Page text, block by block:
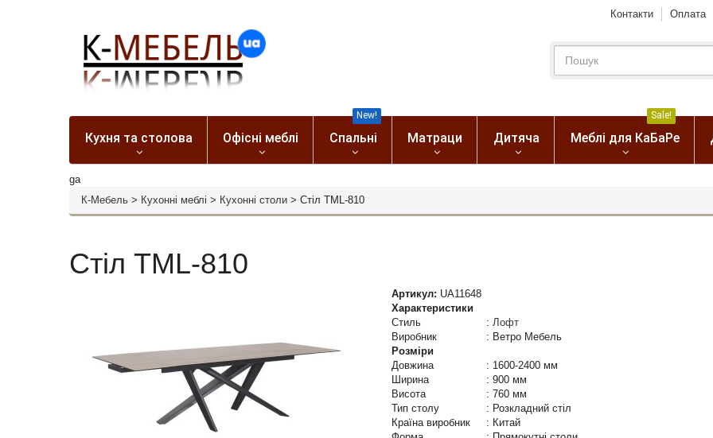
Контакти Оплата
Кухня та столова Офісні меблі Спальні
New!
Матраци Дитяча Меблі для КаБаРе
Sale!
ga
К-Мебель > Кухонні меблі > Кухонні столи > Стіл TML-810
Стіл TML-810
Артикул: UA11648
Характеристики
Стиль
: Лофт
Виробник
: Ветро Мебель
Розміри
Довжина
: 1600-2400 мм
Ширина
: 900 мм
Висота
: 760 мм
Тип столу
: Розкладний стіл
Країна виробник
: Китай